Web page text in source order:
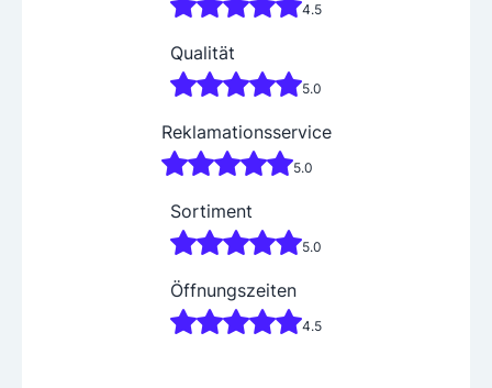
4.5
Qualität
5.0
Reklamationsservice
5.0
Sortiment
5.0
Öffnungszeiten
4.5